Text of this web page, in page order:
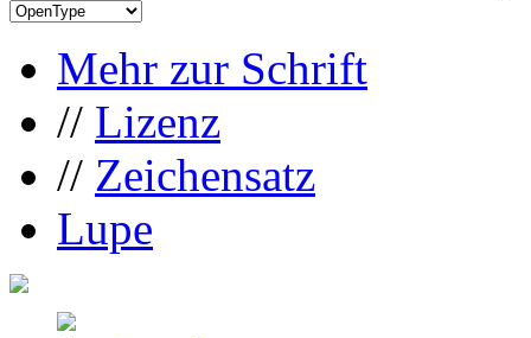
Mehr zur Schrift
// Lizenz
// Zeichensatz
Lupe